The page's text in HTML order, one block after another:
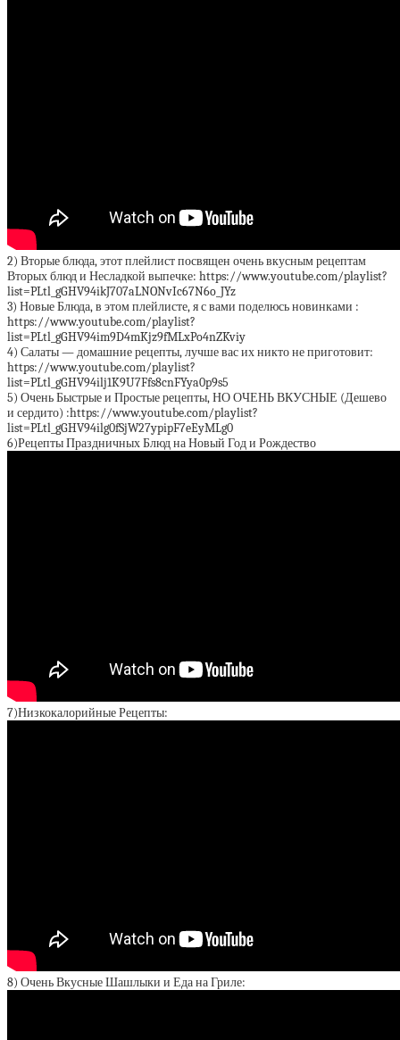
2) Вторые блюда, этот плейлист посвящен очень вкусным рецептам
Вторых блюд и Несладкой выпечке: https://www.youtube.com/playlist?
list=PLtl_gGHV94ikJ707aLNONvIc67N6o_JYz
3) Новые Блюда, в этом плейлисте, я с вами поделюсь новинками :
https://www.youtube.com/playlist?
list=PLtl_gGHV94im9D4mKjz9fMLxPo4nZKviy
4) Салаты — домашние рецепты, лучше вас их никто не приготовит:
https://www.youtube.com/playlist?
list=PLtl_gGHV94ilj1K9U7Ffs8cnFYya0p9s5
5) Очень Быстрые и Простые рецепты, НО ОЧЕНЬ ВКУСНЫЕ (Дешево
и сердито) :https://www.youtube.com/playlist?
list=PLtl_gGHV94ilg0fSjW27ypipF7eEyMLg0
6)Рецепты Праздничных Блюд на Новый Год и Рождество
7)Низкокалорийные Рецепты:
8) Очень Вкусные Шашлыки и Еда на Гриле: